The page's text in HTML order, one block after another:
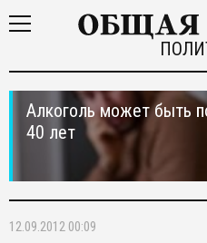
Алкоголь может быть
40 лет
12.09.2012 00:09